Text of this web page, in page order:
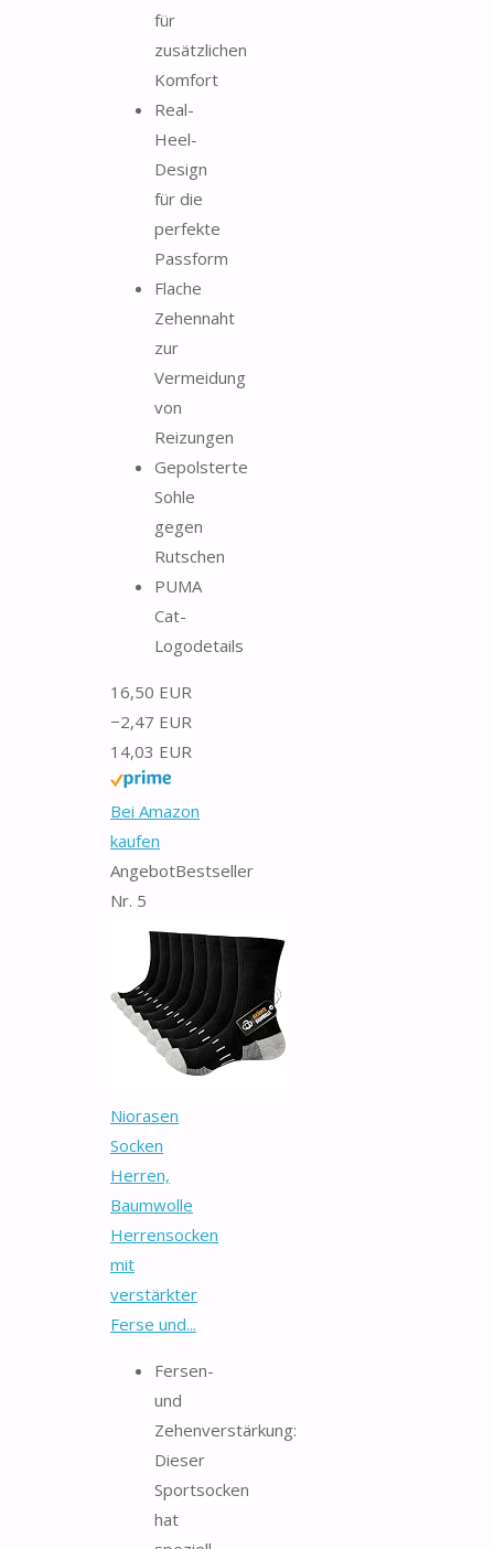
für
zusätzlichen
Komfort
Real-
Heel-
Design
für die
perfekte
Passform
Flache
Zehennaht
zur
Vermeidung
von
Reizungen
Gepolsterte
Sohle
gegen
Rutschen
PUMA
Cat-
Logodetails
16,50 EUR
−2,47 EUR
14,03 EUR
Bei Amazon
kaufen
AngebotBestseller
Nr. 5
Niorasen
Socken
Herren,
Baumwolle
Herrensocken
mit
verstärkter
Ferse und...
Fersen-
und
Zehenverstärkung:
Dieser
Sportsocken
hat